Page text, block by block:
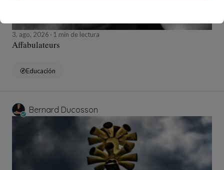
3, ago, 2026 1 min de lectura
Affabulateurs
Educación
Bernard Ducosson